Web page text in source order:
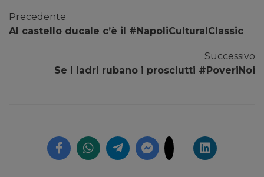
Precedente
Al castello ducale c’è il #NapoliCulturalClassic
Successivo
Se i ladri rubano i prosciutti #PoveriNoi